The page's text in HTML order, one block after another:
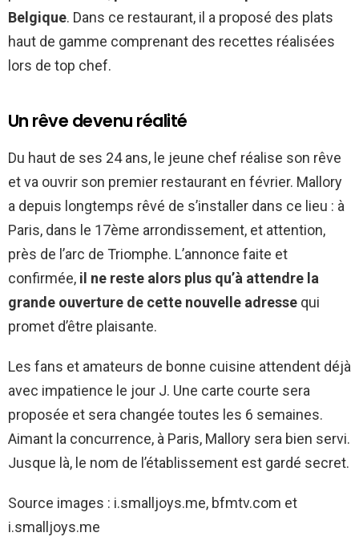
Belgique. Dans ce restaurant, il a proposé des plats
haut de gamme comprenant des recettes réalisées
lors de top chef.
Un rêve devenu réalité
Du haut de ses 24 ans, le jeune chef réalise son rêve
et va ouvrir son premier restaurant en février. Mallory
a depuis longtemps rêvé de s’installer dans ce lieu : à
Paris, dans le 17ème arrondissement, et attention,
près de l’arc de Triomphe. L’annonce faite et
confirmée, il ne reste alors plus qu’à attendre la
grande ouverture de cette nouvelle adresse qui
promet d’être plaisante.
Les fans et amateurs de bonne cuisine attendent déjà
avec impatience le jour J. Une carte courte sera
proposée et sera changée toutes les 6 semaines.
Aimant la concurrence, à Paris, Mallory sera bien servi.
Jusque là, le nom de l’établissement est gardé secret.
Source images : i.smalljoys.me, bfmtv.com et
i.smalljoys.me